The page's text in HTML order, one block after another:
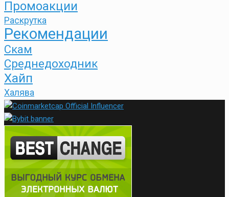
Промоакции
Раскрутка
Рекомендации
Скам
Среднедоходник
Хайп
Халява